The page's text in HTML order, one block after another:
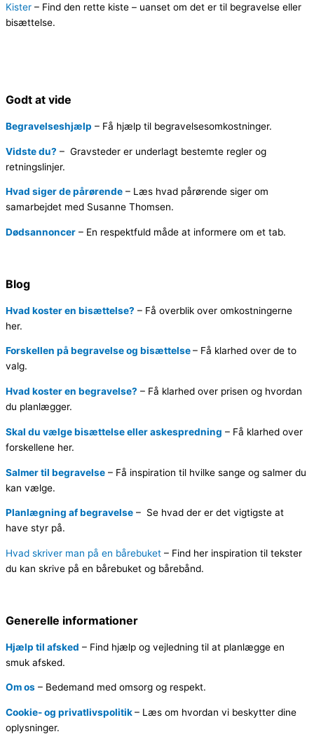
Kister – Find den rette kiste – uanset om det er til begravelse eller
bisættelse.
Godt at vide
Begravelseshjælp – Få hjælp til begravelsesomkostninger.
Vidste du? – Gravsteder er underlagt bestemte regler og
retningslinjer.
Hvad siger de pårørende – Læs hvad pårørende siger om
samarbejdet med Susanne Thomsen.
Dødsannoncer – En respektfuld måde at informere om et tab.
Blog
Hvad koster en bisættelse? – Få overblik over omkostningerne
her.
Forskellen på begravelse og bisættelse– Få klarhed over de to
valg.
Hvad koster en begravelse? – Få klarhed over prisen og hvordan
du planlægger.
Skal du vælge bisættelse eller askespredning – Få klarhed over
forskellene her.
Salmer til begravelse – Få inspiration til hvilke sange og salmer du
kan vælge.
Planlægning af begravelse – Se hvad der er det vigtigste at
have styr på.
Hvad skriver man på en bårebuket – Find her inspiration til tekster
du kan skrive på en bårebuket og bårebånd.
Generelle informationer
Hjælp til afsked – Find hjælp og vejledning til at planlægge en
smuk afsked.
Om os – Bedemand med omsorg og respekt.
Cookie- og privatlivspolitik– Læs om hvordan vi beskytter dine
oplysninger.